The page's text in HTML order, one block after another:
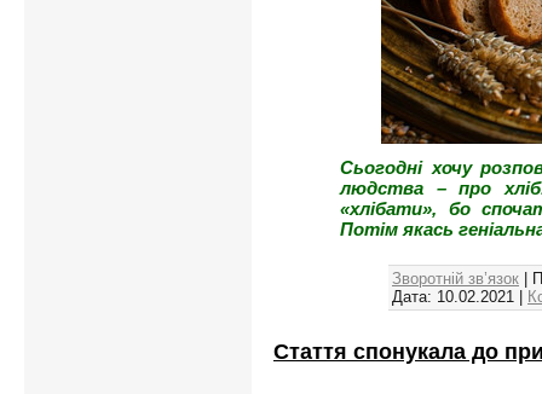
Сьогодні хочу
людства – про
«хлібати», бо
Потім якась
Зворотній зв’язок |
Дата: 10.02.2021 |
Стаття спонукала до